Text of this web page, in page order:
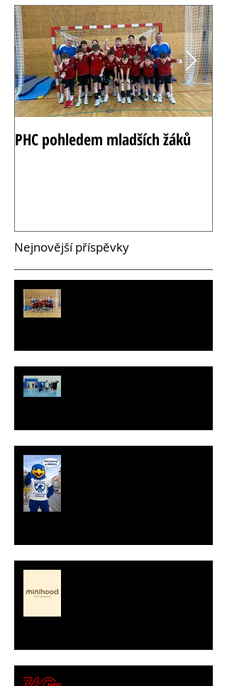
PHC pohledem mladších žáků
Nejnovější příspěvky